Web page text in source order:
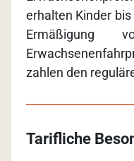
erhalten Kinder
zahlen den
Tarifliche